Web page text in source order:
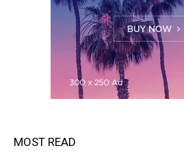
MOST READ